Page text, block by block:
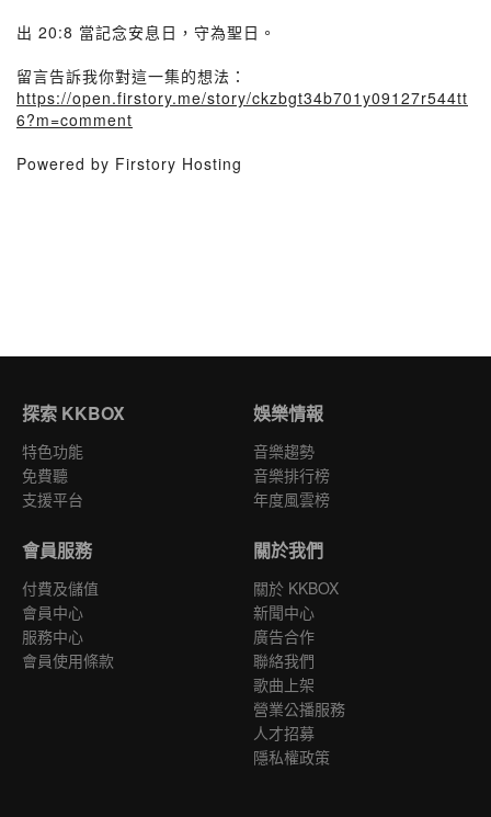
出 20:8 當記念安息日，守為聖日。
留言告訴我你對這一集的想法：
https://open.firstory.me/story/ckzbgt34b701y09127r544tt
6?m=comment
Powered by Firstory Hosting
探索 KKBOX
特色功能
免費聽
支援平台
娛樂情報
音樂趨勢
音樂排行榜
年度風雲榜
會員服務
付費及儲值
會員中心
服務中心
會員使用條款
關於我們
關於 KKBOX
新聞中心
廣告合作
聯絡我們
歌曲上架
營業公播服務
人才招募
隱私權政策